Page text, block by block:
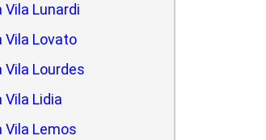
Vila Lunardi
Vila Lovato
Vila Lourdes
Vila Lidia
Vila Lemos